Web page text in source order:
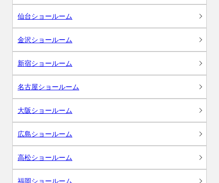
仙台ショールーム
金沢ショールーム
新宿ショールーム
名古屋ショールーム
大阪ショールーム
広島ショールーム
高松ショールーム
福岡ショールーム